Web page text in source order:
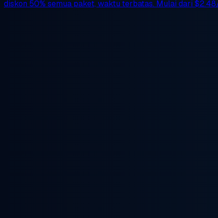
diskon 50% semua paket, waktu terbatas. Mulai dari